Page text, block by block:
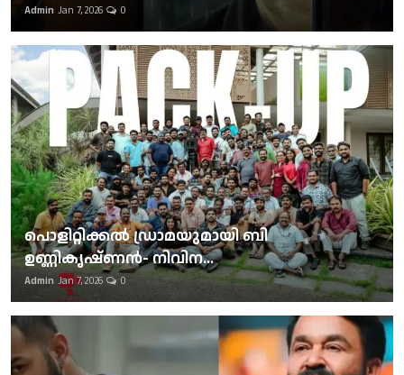
Admin Jan 7, 2026 0
പൊളിറ്റിക്കല്‍ ഡ്രാമയുമായി ബി
ഉണ്ണികൃഷ്ണന്‍- നിവിന...
Admin Jan 7, 2026 0